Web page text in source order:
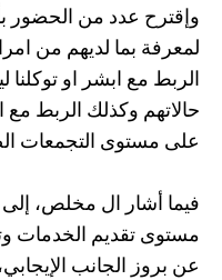
وإقترح عدد من الحضور
لمعرفة بما لديهم من
الربط مع ابشر او
حالاتهم وكذلك الربط
على مستوى التجمعات
فيما أشار ال مخلص،
مستوى تقديم الخدمات
عن بروز الجانب